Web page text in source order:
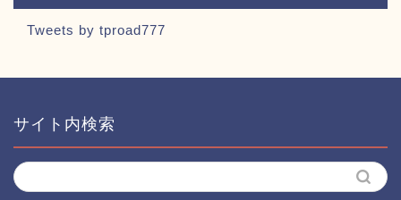
Tweets by tproad777
サイト内検索